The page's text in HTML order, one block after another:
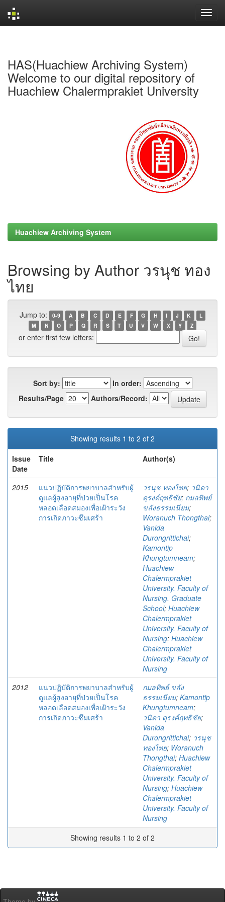
HAS(Huachiew Archiving System)
Welcome to our digital repository of
Huachiew Chalermprakiet University
Huachiew Archiving System
Browsing by Author วรนุช ทอง
ไทย
Jump to: 0-9 A B C D E F G H I J K
L
M
N O P Q R S T U V W X Y Z
or enter first few letters:
Sort by:
In order:
Results/Page
Authors/Record:
Showing results 1 to 2 of 2
Issue
Date
Title Author(s)
2015
แนวปฏิบัติการพยาบาลสำหรับผู้
ดูแลผู้สูงอายุที่ป่วยเป็นโรค
หลอดเลือดสมองเพื่อเฝ้าระวัง
การเกิดภาวะซึมเศร้า
วรนุช ทองไทย; วนิดา
ดุรงค์ฤทธิชัย; กมลทิพย์
ขลังธรรมเนียม;
Woranuch Thongthai;
Vanida
Durongrittichai;
Kamontip
Khungtumneam;
Huachiew
Chalermprakiet
University. Faculty of
Nursing. Graduate
School; Huachiew
Chalermprakiet
University. Faculty of
Nursing; Huachiew
Chalermprakiet
University. Faculty of
Nursing
2012
แนวปฏิบัติการพยาบาลสำหรับผู้
ดูแลผู้สูงอายุที่ป่วยเป็นโรค
หลอดเลือดสมองเพื่อเฝ้าระวัง
การเกิดภาวะซึมเศร้า
กมลทิพย์ ขลัง
ธรรมเนียม; Kamontip
Khungtumneam;
วนิดา ดุรงค์ฤทธิชัย;
Vanida
Durongrittichai; วรนุช
ทองไทย; Woranuch
Thongthai; Huachiew
Chalermprakiet
University. Faculty of
Nursing; Huachiew
Chalermprakiet
University. Faculty of
Nursing
Showing results 1 to 2 of 2